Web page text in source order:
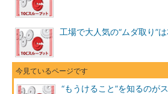
工場で大人気の“ムダ取り”
“もうけること”を知るのが